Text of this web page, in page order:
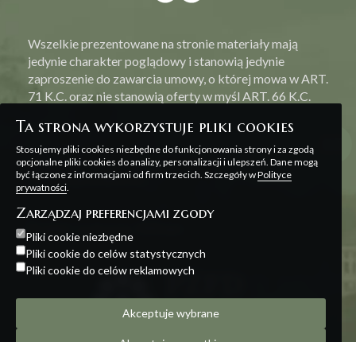
Wszelkie prezentowane na stronie materiały mają
jedynie charakter poglądowy i stanowią jedynie
zaproszenie do zawarcia umowy, o której mowa w ART.
71 K.C. oraz nie stanowią oferty w myśl ART. 66 K.C.
Polityka prywatności
Ta strona wykorzystuje pliki cookies
Stosujemy pliki cookies niezbędne do funkcjonowania strony i za zgodą
opcjonalne pliki cookies do analizy, personalizacji i ulepszeń. Dane mogą
być łączone z informacjami od firm trzecich. Szczegóły wPolityce
prywatności.
Zarządzaj preferencjami zgody
Pliki cookie niezbędne
Pliki cookie do celów statystycznych
Pliki cookie do celów reklamowych
Akceptuje wybrane